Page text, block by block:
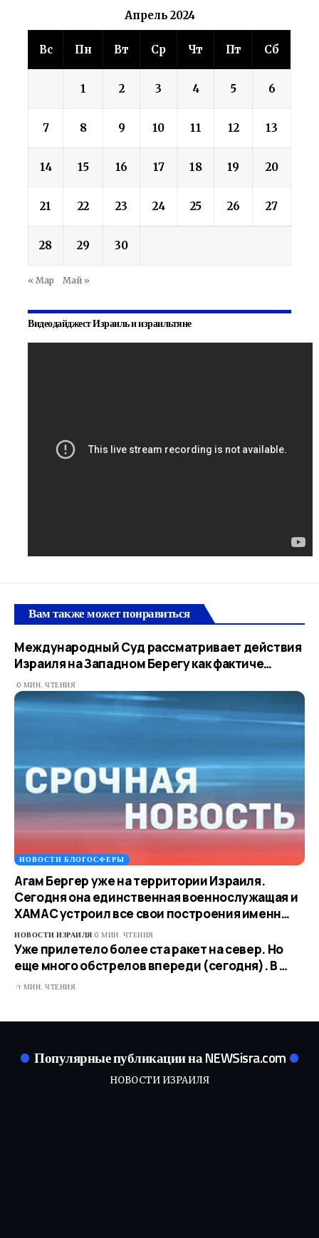
Апрель 2024
Вс Пн Вт Ср Чт Пт Сб
1 2 3 4 5 6
7 8 9 10 11 12 13
14 15 16 17 18 19 20
21 22 23 24 25 26 27
28 29 30
« Мар Май »
Видеодайджест Израиль и израильтяне
Вам также может понравиться
Международный Суд рассматривает действия
Израиля на Западном Берегу как фактиче…
0 МИН. ЧТЕНИЯ
НОВОСТИ БЛОГОСФЕРЫ
Агам Бергер уже на территории Израиля.
Сегодня она единственная военнослужащая и
ХАМАС устроил все свои построения именн…
НОВОСТИ ИЗРАИЛЯ 0 МИН. ЧТЕНИЯ
Уже прилетело более ста ракет на север. Но
еще много обстрелов впереди (сегодня). В …
1 МИН. ЧТЕНИЯ
Популярные публикации на NEWSisra.com
НОВОСТИ ИЗРАИЛЯ